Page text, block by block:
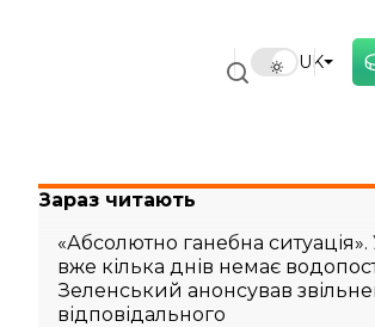
UK
Зараз читають
«Абсолютно ганебна
вже кілька днів немає
Зеленський анонсував
відповідального